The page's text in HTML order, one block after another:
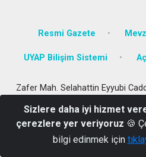
Resmi Gazete
UYAP Bilişim Sistemi
Zafer Mah. Selahattin Eyyubi
Tel: 0436 311 20 05
Sizlere daha iyi hizmet
çerezlere yer veriyoruz 🍪
bilgi edinmek için